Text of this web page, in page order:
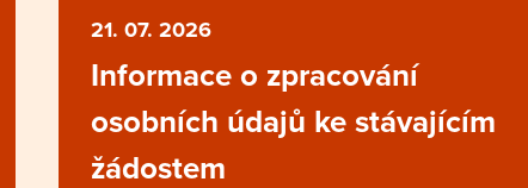
21. 07. 2026
Informace o zpracování
osobních údajů ke stávajícím
žádostem